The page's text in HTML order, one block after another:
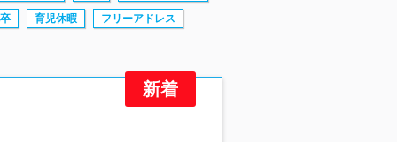
育児休暇 フリーアドレス